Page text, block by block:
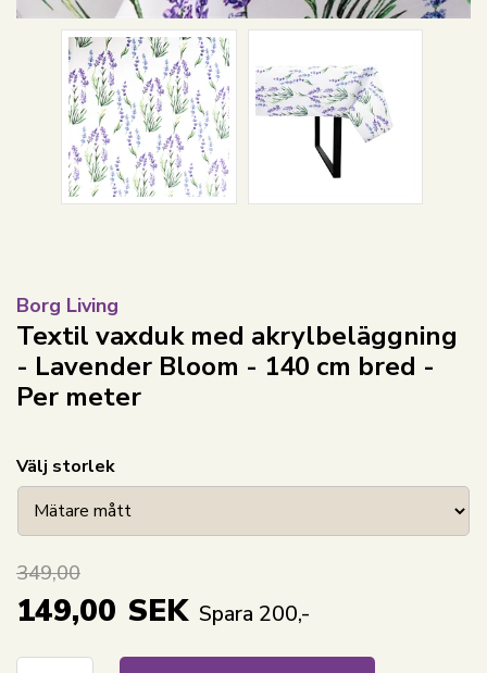
Borg Living
Textil vaxduk med akrylbeläggning
- Lavender Bloom - 140 cm bred -
Per meter
Välj storlek
349,00
149,00 SEK Spara 200,-